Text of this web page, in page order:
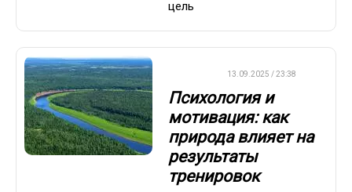
цель
13.09.2025 / 23:38
Психология и
мотивация: как
природа влияет на
результаты
тренировок